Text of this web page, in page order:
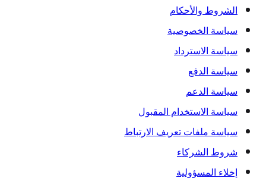
الشروط والأحكام
سياسة الخصوصية
سياسة الاسترداد
سياسة الدفع
سياسة الدعم
سياسة الاستخدام المقبول
سياسة ملفات تعريف الارتباط
شروط الشركاء
إخلاء المسؤولية